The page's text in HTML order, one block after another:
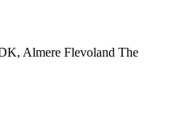
Almere Flevoland The